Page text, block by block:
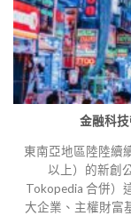
金融科
東南亞地區陸陸續
以上）的新創
Tokopedia 合併）
大企業、主權財富